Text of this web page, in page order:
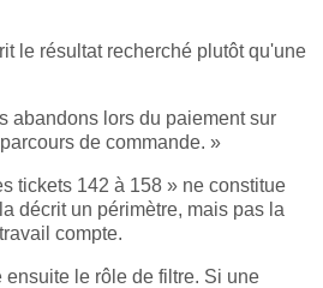
le résultat recherché plutôt qu'une
abandons lors du paiement sur
de commande. »
tickets 142 à 158 » ne constitue
décrit un périmètre, mais pas la
compte.
ensuite le rôle de filtre. Si une